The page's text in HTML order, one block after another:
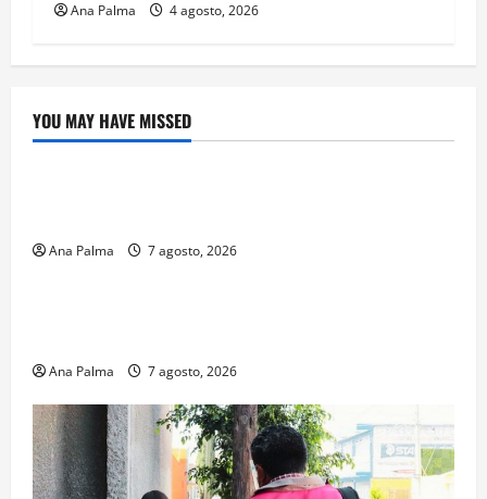
Ana Palma 4 agosto, 2026
YOU MAY HAVE MISSED
Crítica de Cine
Ana Palma 7 agosto, 2026
Educación
Ana Palma 7 agosto, 2026